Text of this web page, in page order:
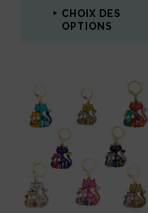
du
CHOIX DES
OPTIONS
produit
a
plusieurs
variations.
Les
options